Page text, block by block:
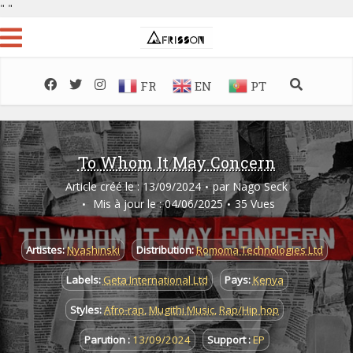
" "
FR EN PT
To Whom It May Concern
Article créé le : 13/09/2024 par Nago Seck
Mis à jour le : 04/06/2025
35 Vues
Artistes:Nyashinski Distribution:Romoma Technologies Ltd
Labels:Geta International Ltd Pays:Kenya
Styles:Afro-rap,Mugithi Music,Rap/Hip hop
Parution :13/09/2024 Support :EP